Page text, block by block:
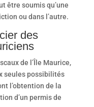
être soumis qu’une
ou dans l’autre.
des
de l’Île Maurice,
seules possibilités
l’obtention de la
d’un permis de